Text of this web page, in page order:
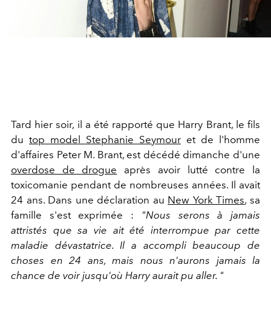
Tard hier soir, il a été rapporté que Harry Brant, le fils
du top model Stephanie Seymour et de l'homme
d'affaires Peter M. Brant, est décédé dimanche d'une
overdose de drogue après avoir lutté contre la
toxicomanie pendant de nombreuses années. Il avait
24 ans. Dans une déclaration au New York Times, sa
famille s'est exprimée :
"Nous serons à jamais
attristés que sa vie ait été interrompue par cette
maladie dévastatrice. Il a accompli beaucoup de
choses en 24 ans, mais nous n'aurons jamais la
chance de voir jusqu'où Harry aurait pu aller. "